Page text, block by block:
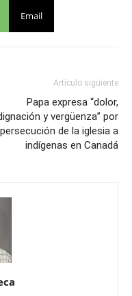
Email
Artículo siguiente
Papa expresa “dolor,
y vergüenza” por
persecución de la iglesia a
indígenas en Canadá